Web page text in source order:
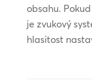
obsahu.
je zvukový
hlasitost